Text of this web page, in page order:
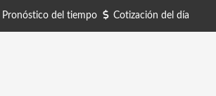
Pronóstico del tiempo Cotización del día